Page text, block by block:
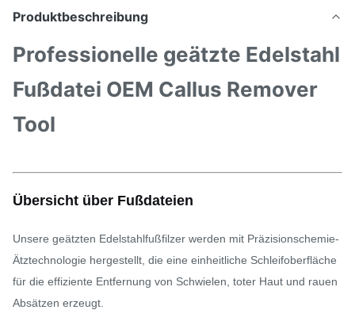
Produktbeschreibung
Professionelle geätzte Edelstahl
Fußdatei OEM Callus Remover
Tool
Übersicht über Fußdateien
Unsere geätzten Edelstahlfußfilzer werden mit Präzisionschemie-
Ätztechnologie hergestellt, die eine einheitliche Schleifoberfläche
für die effiziente Entfernung von Schwielen, toter Haut und rauen
Absätzen erzeugt.